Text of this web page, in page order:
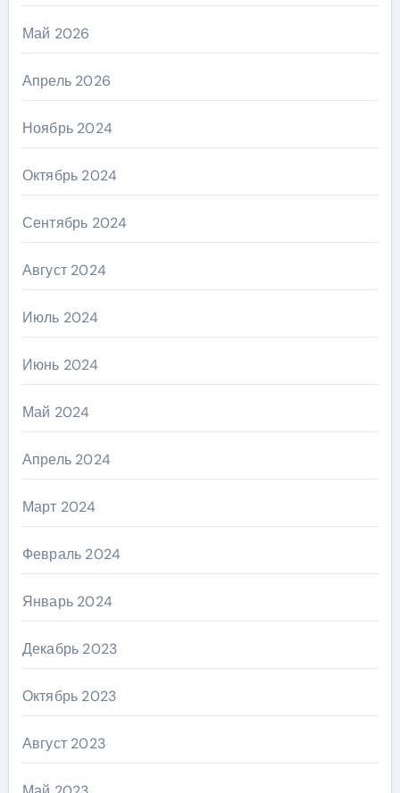
Май 2026
Апрель 2026
Ноябрь 2024
Октябрь 2024
Сентябрь 2024
Август 2024
Июль 2024
Июнь 2024
Май 2024
Апрель 2024
Март 2024
Февраль 2024
Январь 2024
Декабрь 2023
Октябрь 2023
Август 2023